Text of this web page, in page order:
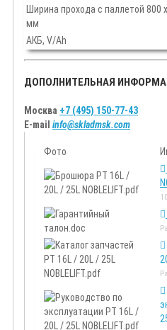
Ширина прохода с паллетой 800
мм
АКБ, V/Ah
ДОПОЛНИТЕЛЬНАЯ
Москва +7 (495) 150-77-43
E-mail info@skladmsk.com
Фото